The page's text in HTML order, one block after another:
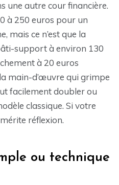
une autre cour financière.
à 250 euros pour un
mais ce n’est que la
support à environ 130
à 20 euros
main-d’œuvre qui grimpe
facilement doubler ou
classique. Si votre
réflexion.
ou technique